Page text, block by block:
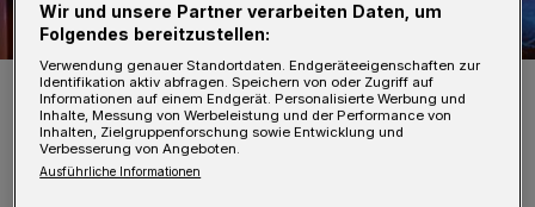
Symbolfoto.
Foto: Christoph Petersen
Wir und unsere Partner verarbeiten Daten, um
Folgendes bereitzustellen:
Verwendung genauer Standortdaten. Endgeräteeigenschaften zur
Identifikation aktiv abfragen. Speichern von oder Zugriff auf
Informationen auf einem Endgerät. Personalisierte Werbung und
Inhalte, Messung von Werbeleistung und der Performance von
Inhalten, Zielgruppenforschung sowie Entwicklung und
Verbesserung von Angeboten.
Ausführliche Informationen